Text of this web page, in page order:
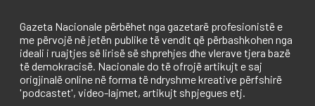
Gazeta Nacionale përbëhet nga gazetarë profesionistë e
me përvojë në jetën publike të vendit që përbashkohen nga
ideali i ruajtjes së lirisë së shprehjes dhe vlerave tjera bazë
të demokracisë. Nacionale do të ofrojë artikujt e saj
origjinalë online në forma të ndryshme kreative përfshirë
'podcastet', video-lajmet, artikujt shpjegues etj.